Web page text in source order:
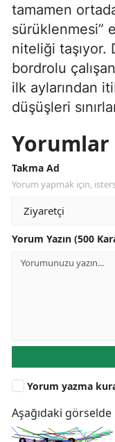
tamamen
sürüklenmesi”
niteliği taşıyor.
bordrolu
ilk aylarından
düşüşleri
Yorumlar
Takma Ad
Yorum yapmak için,
Yorum Yazın (500
Yorum yazma
Aşağıdaki